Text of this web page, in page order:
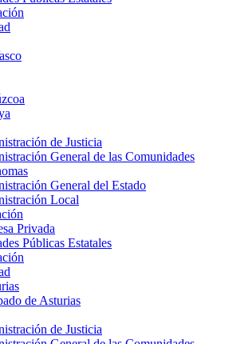
de Justicia
General de las Comunidades
General del Estado
Local
Privada
Públicas Estatales
de Asturias
de Justicia